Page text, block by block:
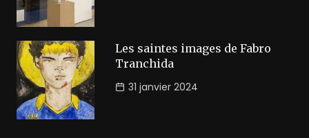
Les saintes images de Fabro
Tranchida
31 janvier 2024